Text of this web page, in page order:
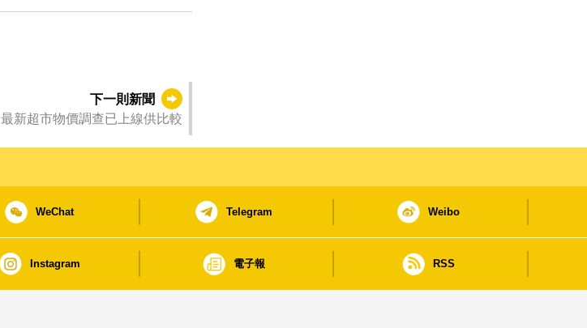
下一則新聞
最新超市物價調查已上線供比較
WeChat Telegram Weibo
Instagram 電子報 RSS